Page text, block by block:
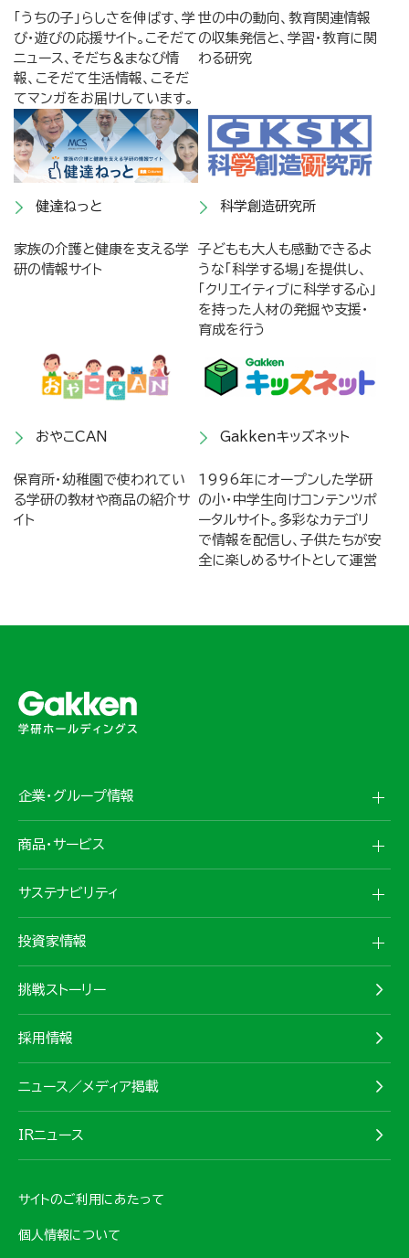
「うちの子」らしさを伸ばす、学
び・遊びの応援サイト。こそだて
ニュース、そだち＆まなび情
報、こそだて生活情報、こそだ
てマンガをお届けしています。
世の中の動向、教育関連情報
の収集発信と、学習・教育に関
わる研究
健達ねっと
家族の介護と健康を支える学
研の情報サイト
科学創造研究所
子どもも大人も感動できるよ
うな「科学する場」を提供し、
「クリエイティブに科学する心」
を持った人材の発掘や支援・
育成を行う
おやこCAN
保育所・幼稚園で使われてい
る学研の教材や商品の紹介サ
イト
Gakkenキッズネット
1996年にオープンした学研
の小・中学生向けコンテンツポ
ータルサイト。多彩なカテゴリ
で情報を配信し、子供たちが安
全に楽しめるサイトとして運営
企業・グループ情報
商品・サービス
サステナビリティ
投資家情報
挑戦ストーリー
採用情報
ニュース／メディア掲載
IRニュース
サイトのご利用にあたって
個人情報について